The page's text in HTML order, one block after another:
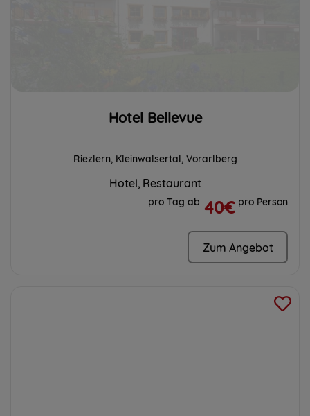
Hotel Bellevue
Riezlern, Kleinwalsertal, Vorarlberg
Hotel Restaurant
pro Tag ab 40€ pro Person
Zum Angebot